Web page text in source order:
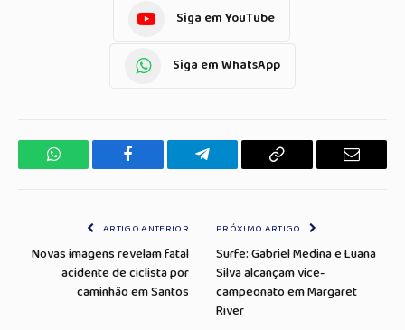
Siga em YouTube
Siga em WhatsApp
WhatsApp Facebook Telegrama Copiar
E-
ARTIGO ANTERIOR
Novas imagens revelam fatal
acidente de ciclista por
caminhão em Santos
PRÓXIMO ARTIGO
Surfe: Gabriel Medina e Luana
Silva alcançam vice-
campeonato em Margaret
River